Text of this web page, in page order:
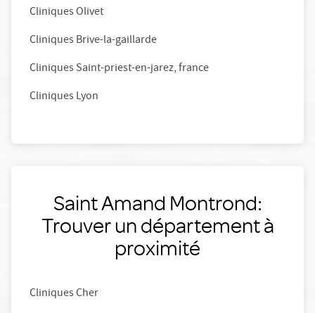
Cliniques Olivet
Cliniques Brive-la-gaillarde
Cliniques Saint-priest-en-jarez, france
Cliniques Lyon
Saint Amand Montrond:
Trouver un département à
proximité
Cliniques Cher